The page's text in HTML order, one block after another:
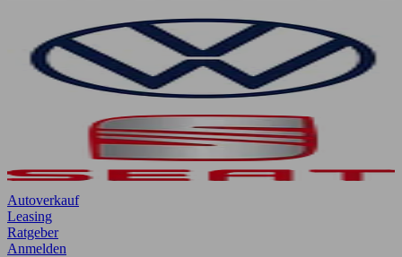
Autoverkauf
Leasing
Ratgeber
Anmelden